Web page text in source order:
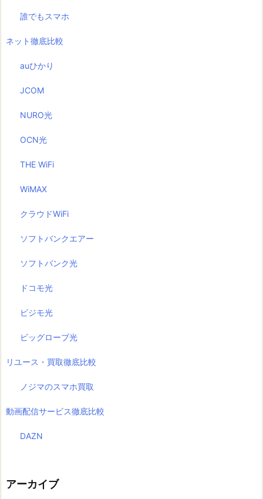
誰でもスマホ
ネット徹底比較
auひかり
JCOM
NURO光
OCN光
THE WiFi
WiMAX
クラウドWiFi
ソフトバンクエアー
ソフトバンク光
ドコモ光
ビジモ光
ビッグローブ光
リユース・買取徹底比較
ノジマのスマホ買取
動画配信サービス徹底比較
DAZN
アーカイブ